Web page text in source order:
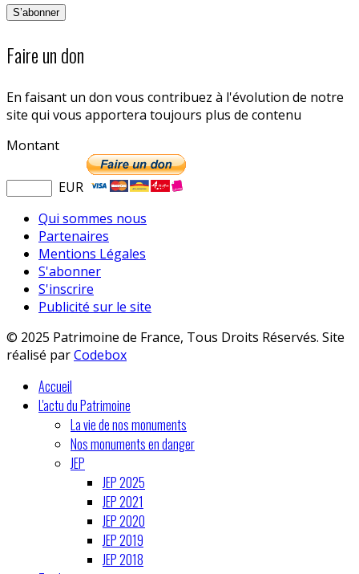
Faire un don
En faisant un don vous contribuez à l'évolution de notre
site qui vous apportera toujours plus de contenu
Montant
EUR
Qui sommes nous
Partenaires
Mentions Légales
S'abonner
S'inscrire
Publicité sur le site
© 2025 Patrimoine de France, Tous Droits Réservés. Site
réalisé parCodebox
Accueil
L'actu du Patrimoine
La vie de nos monuments
Nos monuments en danger
JEP
JEP 2025
JEP 2021
JEP 2020
JEP 2019
JEP 2018